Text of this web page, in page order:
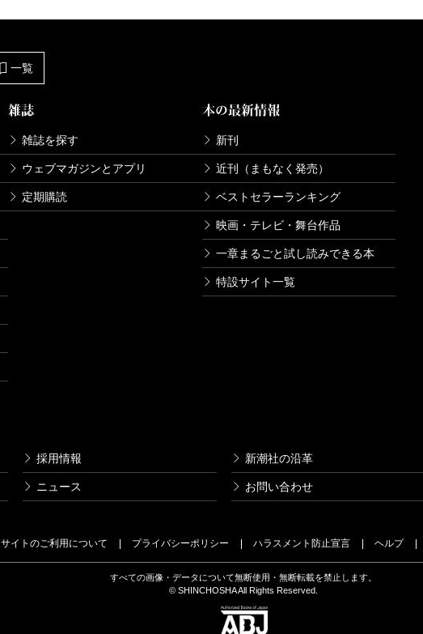
一覧
雑誌
雑誌を探す
ウェブマガジンとアプリ
定期購読
本の最新情報
新刊
近刊（まもなく発売）
ベストセラーランキング
映画・テレビ・舞台作品
一章まるごと試し読みできる本
特設サイト一覧
採用情報 新潮社の沿革
ニュース お問い合わせ
サイトのご利用について プライバシーポリシー ハラスメント防止宣言 ヘルプ
すべての画像・データについて無断使用・無断転載を禁止します。
© SHINCHOSHA All Rights Reserved.